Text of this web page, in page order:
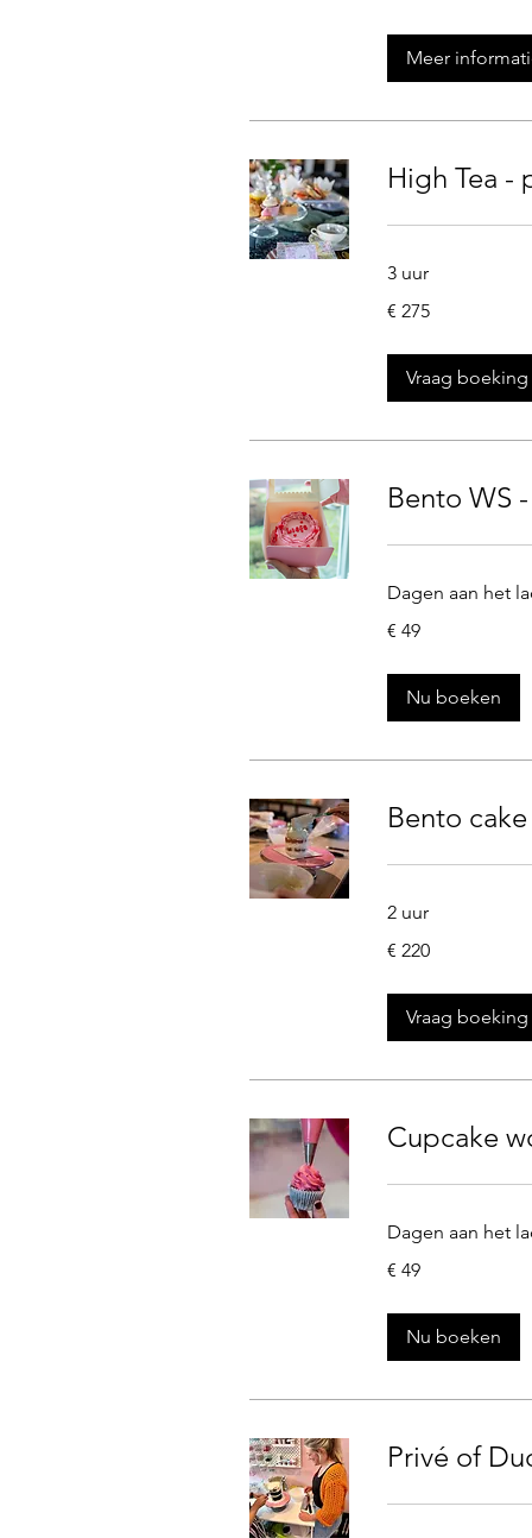
Meer
High Tea -
3 uur
euro
€ 275
Vraag boeking
Bento WS
Dagen aan het
euro
€ 49
Nu boeken
Bento
2 uur
euro
€ 220
Vraag boeking
Cupcake
Dagen aan het
euro
€ 49
Nu boeken
Privé of